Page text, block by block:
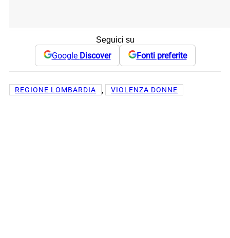
Seguici su
Google Discover Fonti preferite
REGIONE LOMBARDIA , VIOLENZA DONNE